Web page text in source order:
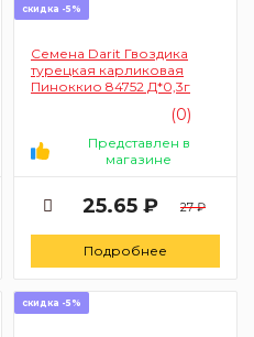
скидка -5%
Семена Darit Гвоздика
турецкая карликовая
Пиноккио 84752 Д*0,3г
(0)
Представлен в
магазине
25.65 ₽ 27 ₽
Подробнее
скидка -5%